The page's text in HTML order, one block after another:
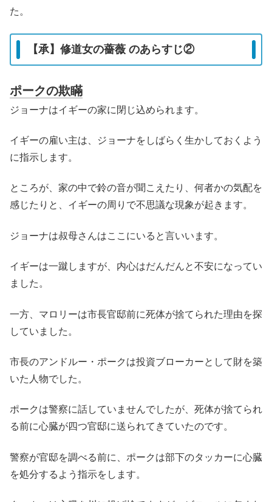
た。
【承】修道女の薔薇 のあらすじ②
ポークの欺瞞
ジョーナはイギーの家に閉じ込められます。
イギーの雇い主は、ジョーナをしばらく生かしておくよう
に指示します。
ところが、家の中で鈴の音が聞こえたり、何者かの気配を
感じたりと、イギーの周りで不思議な現象が起きます。
ジョーナは叔母さんはここにいると言いいます。
イギーは一蹴しますが、内心はだんだんと不安になってい
ました。
一方、マロリーは市長官邸前に死体が捨てられた理由を探
していました。
市長のアンドルー・ポークは投資ブローカーとして財を築
いた人物でした。
ポークは警察に話していませんでしたが、死体が捨てられ
る前に心臓が四つ官邸に送られてきていたのです。
警察が官邸を調べる前に、ポークは部下のタッカーに心臓
を処分するよう指示をします。